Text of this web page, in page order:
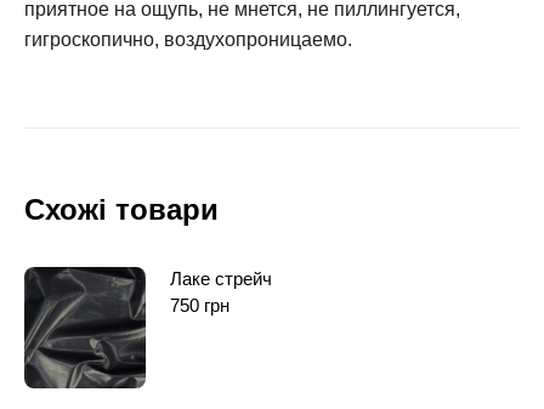
приятное на ощупь, не мнется, не пиллингуется,
гигроскопично, воздухопроницаемо.
Схожі товари
Лаке стрейч
750 грн